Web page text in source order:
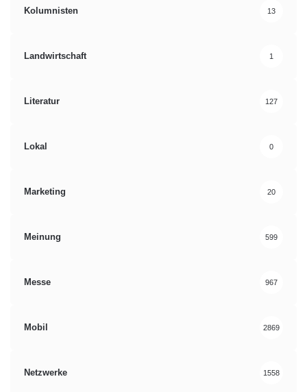
Kolumnisten 13
Landwirtschaft 1
Literatur 127
Lokal 0
Marketing 20
Meinung 599
Messe 967
Mobil 2869
Netzwerke 1558